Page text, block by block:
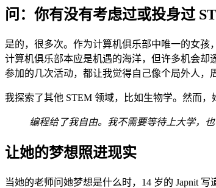
问：你有没有考虑过或投身过
是的，很多次。作为计算机俱乐部中唯一的女孩
计算机俱乐部本应是机遇的海洋，但许多机会
参加的几次活动，都让我觉得自己像个局外人，
我探索了其他 STEM 领域，比如生物学。然而，
编程给了我自由。我不需要等待上大学，
让她的梦想照进现实
当她的老师问她梦想是什么时，14 岁的 Japnit